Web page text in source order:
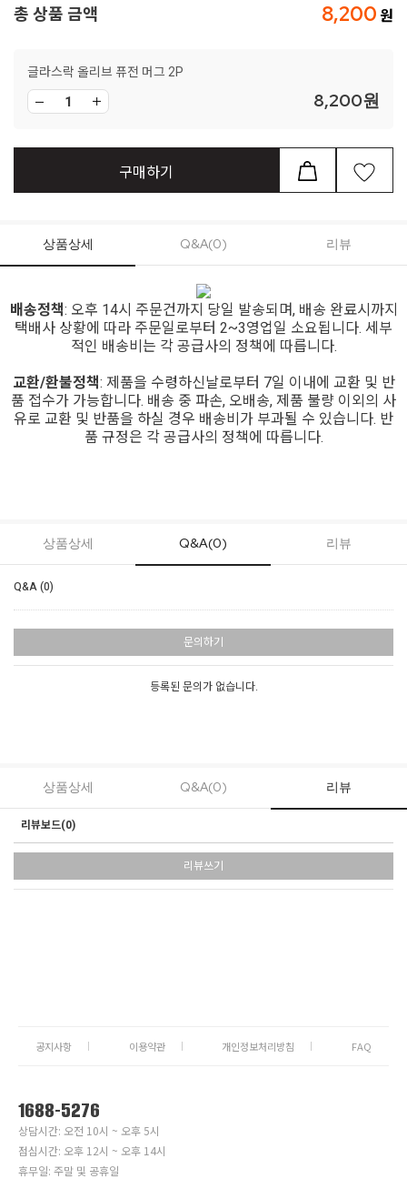
총 상품 금액 8,200
글라스락 올리브 퓨전 머그 2P
8,200원
구매하기
상품상세 Q&A(0) 리뷰
배송정책: 오후 14시 주문건까지 당일 발송되며, 배송 완료시까지
택배사 상황에 따라 주문일로부터 2~3영업일 소요됩니다. 세부
적인 배송비는 각 공급사의 정책에 따릅니다.
교환/환불정책: 제품을 수령하신날로부터 7일 이내에 교환 및 반
품 접수가 가능합니다. 배송 중 파손, 오배송, 제품 불량 이외의 사
유로 교환 및 반품을 하실 경우 배송비가 부과될 수 있습니다. 반
품 규정은 각 공급사의 정책에 따릅니다.
상품상세 Q&A(0) 리뷰
Q&A (0)
문의하기
등록된 문의가 없습니다.
상품상세 Q&A(0) 리뷰
리뷰보드(0)
리뷰쓰기
공지사항 이용약관 개인정보처리방침 FAQ
1688-5276
상담시간: 오전 10시 ~ 오후 5시
점심시간: 오후 12시 ~ 오후 14시
휴무일: 주말 및 공휴일